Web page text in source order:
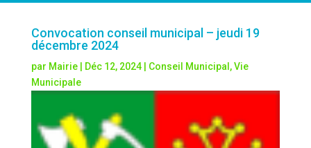
Convocation conseil municipal – jeudi 19
décembre 2024
par Mairie| Déc 12, 2024| Conseil Municipal ,Vie
Municipale